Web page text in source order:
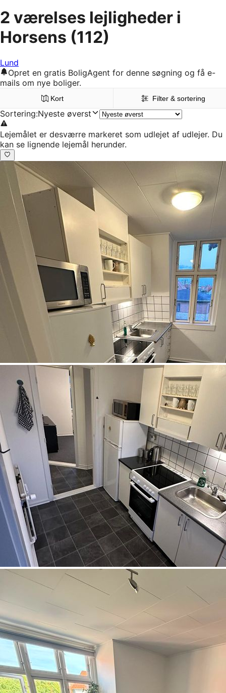
2 værelses lejligheder i
Horsens (112)
Lund
Opret en gratis BoligAgent for denne søgning og få e-
mails om nye boliger.
Kort Filter & sortering
Sortering:Nyeste øverst
Lejemålet er desværre markeret som udlejet af udlejer. Du
kan se lignende lejemål herunder.